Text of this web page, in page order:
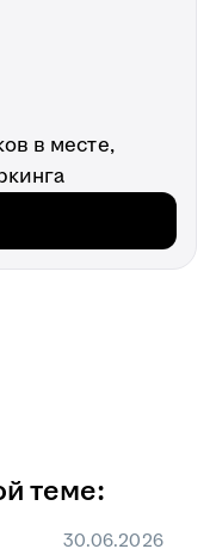
в месте,
теме:
30.06.2026